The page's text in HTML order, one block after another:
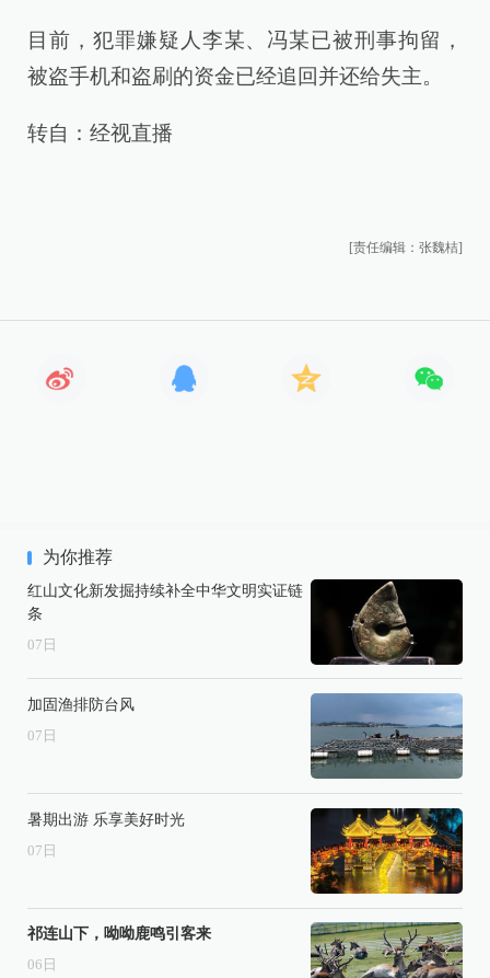
目前，犯罪嫌疑人李某、冯某已被刑事拘留，
被盗手机和盗刷的资金已经追回并还给失主。
转自：经视直播
[责任编辑：张魏桔]
为你推荐
红山文化新发掘持续补全中华文明实证链
条
07 日
加固渔排防台风
07 日
暑期出游 乐享美好时光
07 日
祁连山下，呦呦鹿鸣引客来
06 日